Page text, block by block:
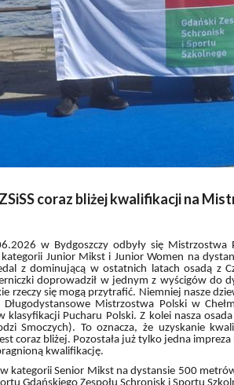
coraz bliżej kwalifikacji na
w Bydgoszczy odbyły się Mistrzostwa
Junior Mikst i Junior Women na
z dominującą w ostatnich latach osadą z
doprowadził w jednym z wyścigów
rzeczy się mogą przytrafić. Niemniej nasze
Mistrzostwa Polski w
klasyfikacji Pucharu Polski. Z kolei nasza
Smoczych). To oznacza, że uzyskanie
coraz bliżej. Pozostała już tylko jedna
kwalifikację.
Senior Mikst na dystansie 500 metrów